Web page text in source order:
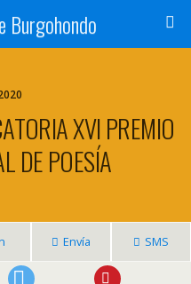
Burgohondo
XVI PREMIO
DE POESÍA
Envía SMS